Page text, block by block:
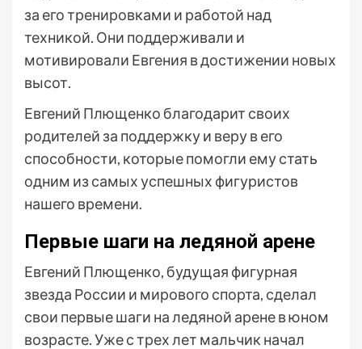
за его тренировками и работой над
техникой. Они поддерживали и
мотивировали Евгения в достижении новых
высот.
Евгений Плющенко благодарит своих
родителей за поддержку и веру в его
способности, которые помогли ему стать
одним из самых успешных фигуристов
нашего времени.
Первые шаги на ледяной арене
Евгений Плющенко, будущая фигурная
звезда России и мирового спорта, сделал
свои первые шаги на ледяной арене в юном
возрасте. Уже с трех лет мальчик начал